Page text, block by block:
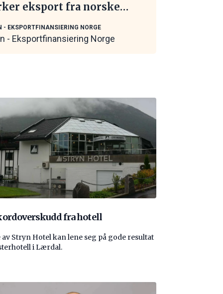
eksport fra norske
- EKSPORTFINANSIERING NORGE
- Eksportfinansiering Norge
fra hotell
av Stryn Hotel kan lene seg på gode resultat
i Lærdal.